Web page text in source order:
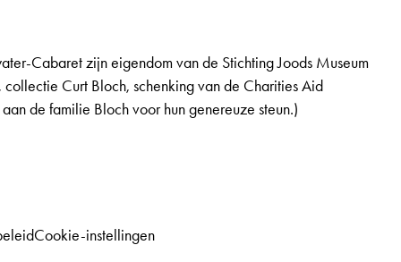
Cabaret zijn eigendom van de Stichting Joods Museum
Curt Bloch, schenking van de Charities Aid
de familie Bloch voor hun genereuze steun.)
Cookie-instellingen